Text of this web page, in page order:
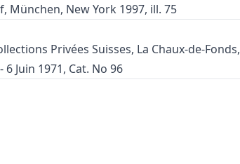
München, New York 1997, ill. 75
Privées Suisses, La Chaux-de-Fonds,
Juin 1971, Cat. No 96